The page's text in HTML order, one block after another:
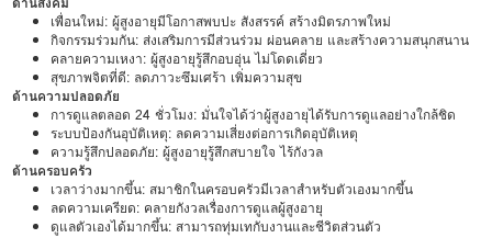
เพื่อนใหม่: ผู้สูงอายุมีโอกาสพบปะ สังสรรค์ สร้างมิตรภาพใหม่
กิจกรรมร่วมกัน: ส่งเสริมการมีส่วนร่วม ผ่อนคลาย และสร้างความสนุกสนาน
คลายความเหงา: ผู้สูงอายุรู้สึกอบอุ่น ไม่โดดเดี่ยว
สุขภาพจิตที่ดี: ลดภาวะซึมเศร้า เพิ่มความสุข
ด้านความปลอดภัย
การดูแลตลอด 24 ชั่วโมง: มั่นใจได้ว่าผู้สูงอายุได้รับการดูแลอย่างใกล้ชิด
ระบบป้องกันอุบัติเหตุ: ลดความเสี่ยงต่อการเกิดอุบัติเหตุ
ความรู้สึกปลอดภัย: ผู้สูงอายุรู้สึกสบายใจ ไร้กังวล
ด้านครอบครัว
เวลาว่างมากขึ้น: สมาชิกในครอบครัวมีเวลาสำหรับตัวเองมากขึ้น
ลดความเครียด: คลายกังวลเรื่องการดูแลผู้สูงอายุ
ดูแลตัวเองได้มากขึ้น: สามารถทุ่มเทกับงานและชีวิตส่วนตัว